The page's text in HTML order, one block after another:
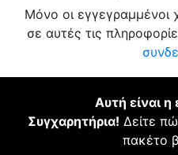
Μόνο οι
σε αυτές τις
Αυτή είναι η
Συγχαρητήρια! Δείτε
πακέτο